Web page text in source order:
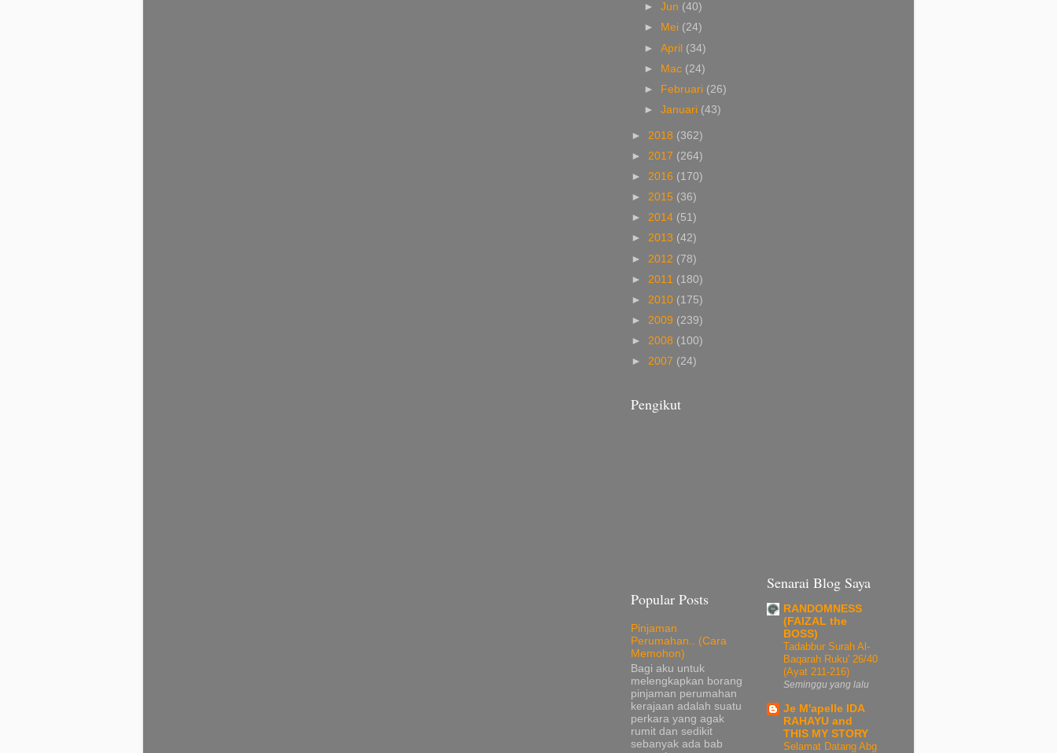
►Jun (40)
►
Mei (24)
►April (34)
► Mac (24)
►
Februari (26)
►Januari (43)
► 2018 (362)
► 2017 (264)
► 2016 (170)
► 2015 (36)
► 2014 (51)
► 2013 (42)
► 2012 (78)
► 2011 (180)
► 2010 (175)
► 2009 (239)
► 2008 (100)
► 2007 (24)
Pengikut
Popular Posts
Pinjaman
Perumahan.. (Cara
Memohon)
Bagi aku untuk
melengkapkan borang
pinjaman perumahan
kerajaan adalah suatu
perkara yang agak
rumit dan sedikit
sebanyak ada bab
Senarai Blog Saya
RANDOMNESS
(FAIZAL the
BOSS)
Tadabbur Surah Al-
Baqarah Ruku' 26/40
(Ayat 211-216)
Seminggu yang lalu
Je M'apelle IDA
RAHAYU and
THIS MY STORY
Selamat Datang Abg